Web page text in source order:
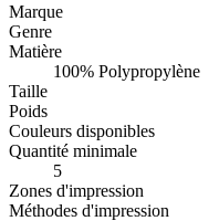
Marque
Genre
Matière
100% Polypropylène
Taille
Poids
Couleurs disponibles
Quantité minimale
5
Zones d'impression
Méthodes d'impression